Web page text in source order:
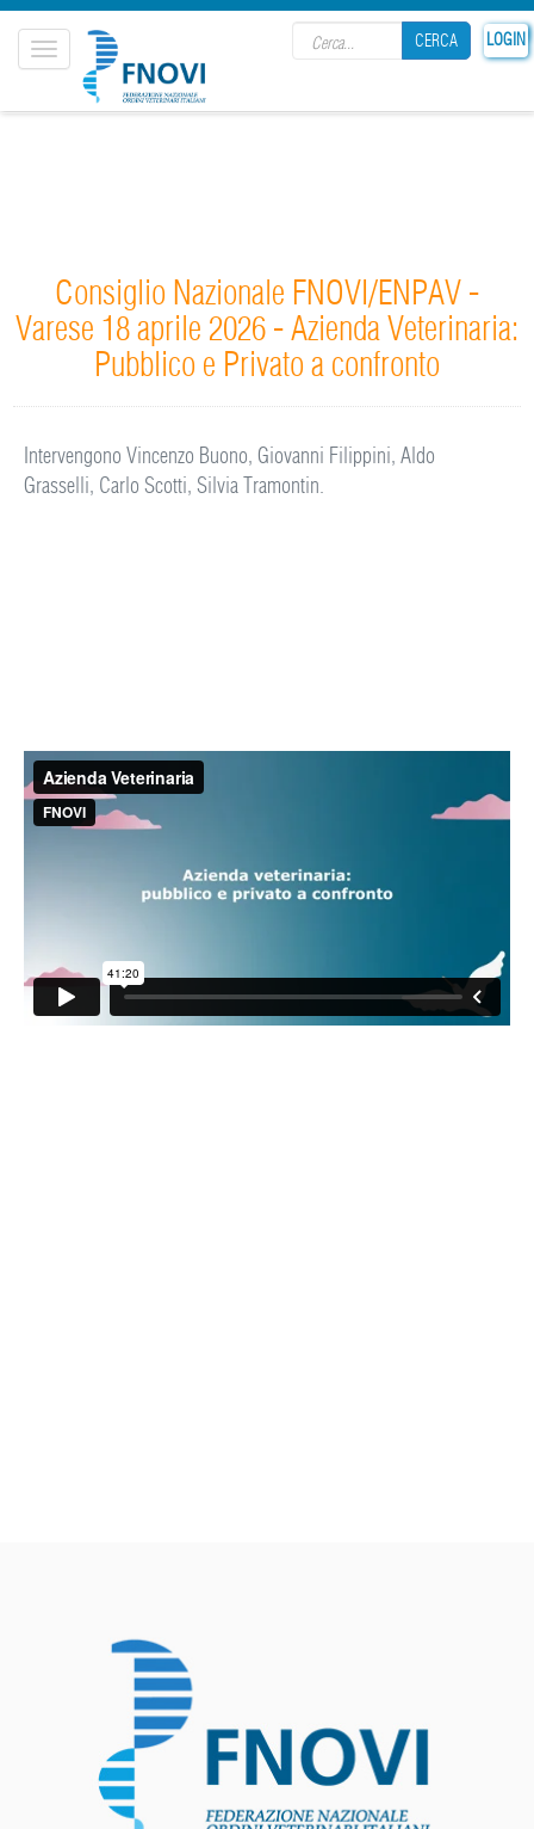
LOGIN
CERCA
Toggle
navigation
Consiglio Nazionale FNOVI/ENPAV -
Varese 18 aprile 2026 - Azienda Veterinaria:
Pubblico e Privato a confronto
Intervengono Vincenzo Buono, Giovanni Filippini, Aldo
Grasselli, Carlo Scotti, Silvia Tramontin.